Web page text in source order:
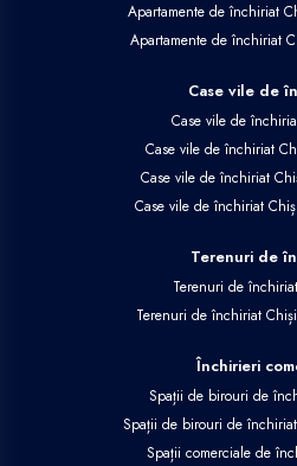
Apartamente de închiriat
Apartamente de închiriat
Case vile de
Case vile de
Case vile de închiriat
Case vile de închiriat
Case vile de închiriat
Terenuri de
Terenuri de
Terenuri de închiriat
Închirieri
Spații de birouri de
Spații de birouri de
Spații comerciale de